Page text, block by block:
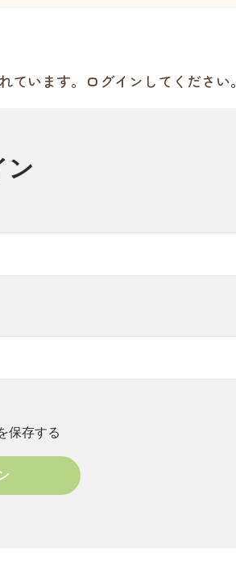
います。ログインしてください。
ン
保存する